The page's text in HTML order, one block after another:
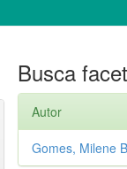
Busca
Autor
Gomes, Milene